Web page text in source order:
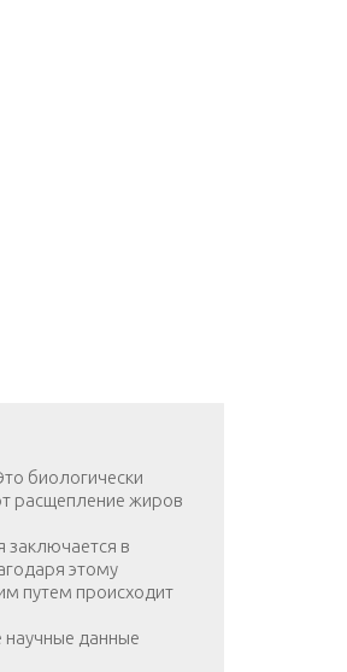
биологически
расщепление жиров
заключается в
этому
путем происходит
научные данные